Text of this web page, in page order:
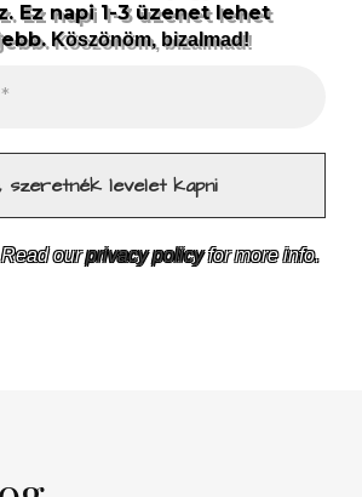
Ez napi 1-3 üzenet lehet
Köszönöm, bizalmad!
Read ourprivacy policyfor more info.